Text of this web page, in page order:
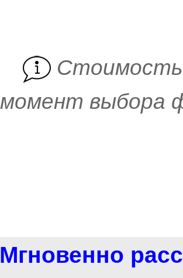
Cтоимость
момент выбора
Мгновенно